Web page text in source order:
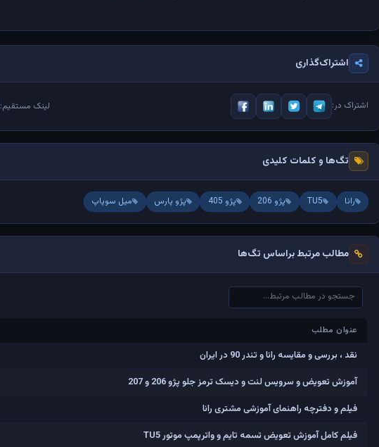
اشتراک‌گذاری
اشتراک در: لینک مستقیم:
تگ‌ها و کلمات کلیدی
رانا TU5 پژو 206 پژو 405 پژو پارس میل سوپاپ
مطالب مرتبط براساس تگ‌ها
عنوان مطلب
عنوان مطلب
نقد ، بررسی و مقایسه رانا و تندر 90 در ایران
آموزش تعویض و سرویس لنت و دیسک ترمز جلو پژو 206 و 207
فیلم و دفترچه راهنمای آموزشی مشتری رانا
فیلم کامل آموزش تعویض تسمه تایم و واترپمپ موتور TU5